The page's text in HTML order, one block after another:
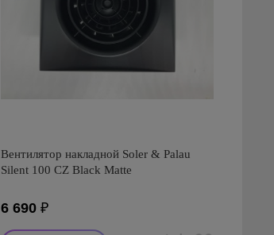
Вентилятор накладной Soler & Palau
Silent 100 CZ Black Matte
6 690₽